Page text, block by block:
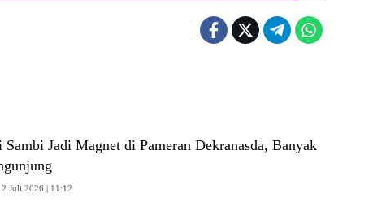
Sambi Jadi Magnet di Pameran Dekranasda, Banyak
Juli 2026 | 11:12